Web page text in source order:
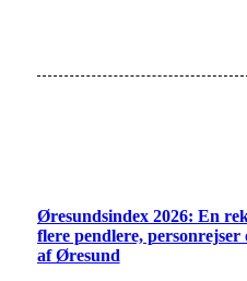
Øresundsindex 2026: En
flere pendlere,
af Øresund